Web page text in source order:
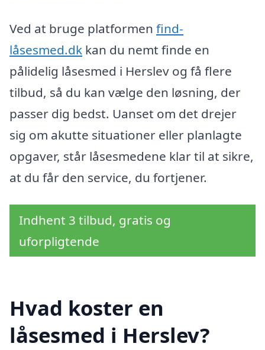
Ved at bruge platformen find-
låsesmed.dk kan du nemt finde en
pålidelig låsesmed i Herslev og få flere
tilbud, så du kan vælge den løsning, der
passer dig bedst. Uanset om det drejer
sig om akutte situationer eller planlagte
opgaver, står låsesmedene klar til at sikre,
at du får den service, du fortjener.
Indhent 3 tilbud, gratis og
uforpligtende
Hvad koster en
låsesmed i Herslev?